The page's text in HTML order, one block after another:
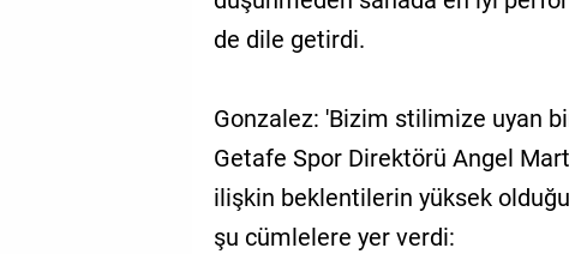
de dile getirdi.
Gonzalez: 'Bizim stilimize uyan
Getafe Spor Direktörü Angel
ilişkin beklentilerin yüksek
şu cümlelere yer verdi: